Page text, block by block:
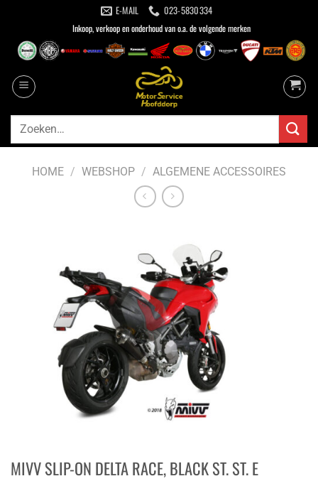
inhoud
E-MAIL 023-5830334
Inkoop, verkoop en onderhoud van o.a. de volgende merken
Zoeken
HOME / WEBSHOP / ALGEMENE ACCESSOIRES
MIVV SLIP-ON DELTA RACE, BLACK ST. ST. E